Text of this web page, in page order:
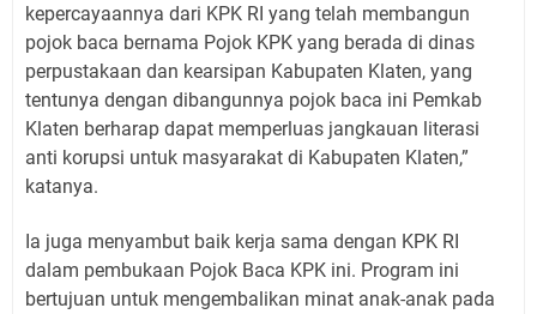
kepercayaannya dari KPK RI yang telah membangun
pojok baca bernama Pojok KPK yang berada di dinas
perpustakaan dan kearsipan Kabupaten Klaten, yang
tentunya dengan dibangunnya pojok baca ini Pemkab
Klaten berharap dapat memperluas jangkauan literasi
anti korupsi untuk masyarakat di Kabupaten Klaten,”
katanya.
Ia juga menyambut baik kerja sama dengan KPK RI
dalam pembukaan Pojok Baca KPK ini. Program ini
bertujuan untuk mengembalikan minat anak-anak pada